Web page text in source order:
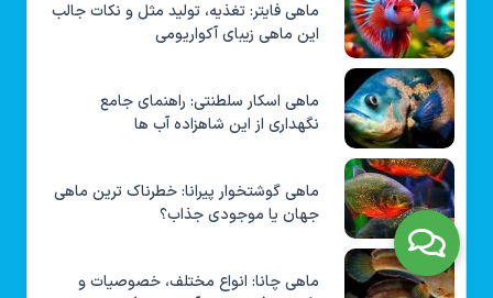
ماهی فایتر: تغذیه، تولید مثل و نکات جالب
این ماهی زیبای آکواریومی
ماهی اسکار سلطنتی: راهنمای جامع
نگهداری از این شاهزاده آب ها
ماهی گوشتخوار پیرانا: خطرناک ترین ماهی
جهان یا موجودی جذاب؟
ماهی چانا: انواع مختلف، خصوصیات و